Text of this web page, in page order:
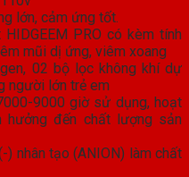
lớn, cảm ứng tốt.
PRO có kèm tính
mũi dị ứng, viêm xoang
02 bộ lọc không khí dự
người lớn trẻ em
9000 giờ sử dụng, hoạt
hưởng đến chất lượng sản
) nhân tạo (ANION) làm chất